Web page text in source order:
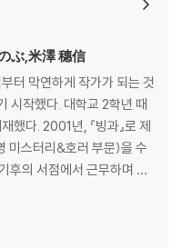
ぶ,米澤 穗信
터 막연하게 작가가 되는 것
시작했다. 대학교 2학년 때
했다. 2001년, 『빙과』로 제
미스터리&호러 부문)을 수
후의 서점에서 근무하며 글
을 그린
본격 미스터리 대상 후보,